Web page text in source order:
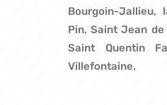
Bourgoin-Jallieu,
Pin, Saint Jean de
Saint Quentin
Villefontaine.